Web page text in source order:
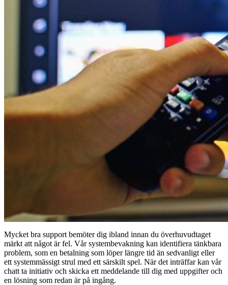
Mycket bra support bemöter dig ibland innan du överhuvudtaget
märkt att något är fel. Vår systembevakning kan identifiera tänkbara
problem, som en betalning som löper längre tid än sedvanligt eller
ett systemmässigt strul med ett särskilt spel. När det inträffar kan vår
chatt ta initiativ och skicka ett meddelande till dig med uppgifter och
en lösning som redan är på ingång.